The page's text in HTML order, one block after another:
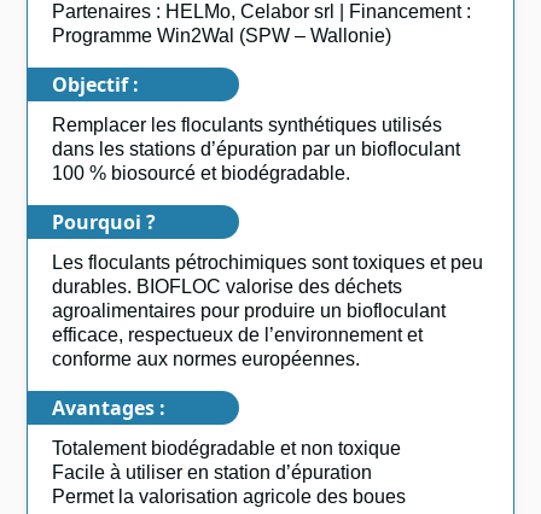
Partenaires : HELMo, Celabor srl | Financement :
Programme Win2Wal (SPW – Wallonie)
Objectif :
Remplacer les floculants synthétiques utilisés
dans les stations d’épuration par un biofloculant
100 % biosourcé et biodégradable.
Pourquoi ?
Les floculants pétrochimiques sont toxiques et peu
durables. BIOFLOC valorise des déchets
agroalimentaires pour produire un biofloculant
efficace, respectueux de l’environnement et
conforme aux normes européennes.
Avantages :
Totalement biodégradable et non toxique
Facile à utiliser en station d’épuration
Permet la valorisation agricole des boues